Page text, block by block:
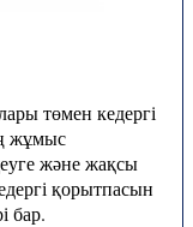
төмен кедергі
жұмыс
және жақсы
қорытпасын
бар.